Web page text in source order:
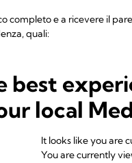
completo e a ricevere il
quali:
momento della nascita: è
pertanto essere incoraggiata
è difficile o impossibile,
latte dal seno
la produzione di latte:
avviare quanto prima
superiore di latte
best
local
It looks like you are
You are currently